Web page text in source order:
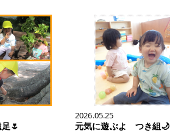
🌷
2026.05.25
元気に遊ぶよ つき組🌙